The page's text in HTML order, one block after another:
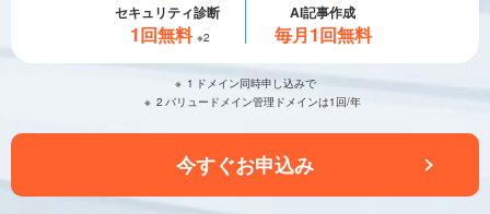
セキュリティ診断
1回無料 ※2
AI記事作成
毎月1回無料
1 ドメイン同時申し込みで
2 バリュードメイン管理ドメインは1回/年
今すぐお申込み